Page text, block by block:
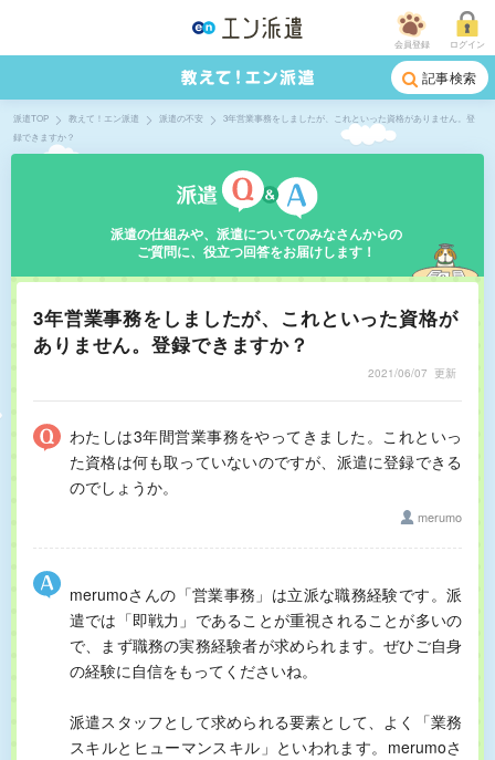
会員登録 ログイン
記事検索
派遣TOP 教えて！エン派遣 派遣の不安
3年営業事務をしましたが、これといった資格がありません。登
録できますか？
派遣の仕組みや、派遣についてのみなさんからの
ご質問に、役立つ回答をお届けします！
3年営業事務をしましたが、これといった資格が
ありません。登録できますか？
2021/06/07 更新
わたしは3年間営業事務をやってきました。これといっ
た資格は何も取っていないのですが、派遣に登録できる
のでしょうか。
merumo
merumoさんの「営業事務」は立派な職務経験です。派
遣では「即戦力」であることが重視されることが多いの
で、まず職務の実務経験者が求められます。ぜひご自身
の経験に自信をもってくださいね。
派遣スタッフとして求められる要素として、よく「業務
スキルとヒューマンスキル」といわれます。merumoさ